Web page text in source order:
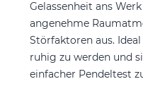
Gelassenheit ans
angenehme
Störfaktoren aus.
ruhig zu werden und
einfacher Pendeltest